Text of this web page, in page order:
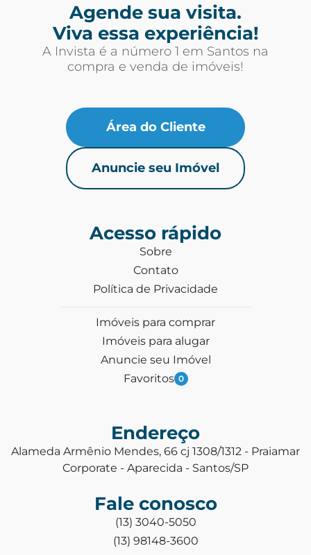
Agende sua visita.
Viva essa experiência!
A Invista é a número 1 em Santos na
compra e venda de imóveis!
Área do Cliente
Anuncie seu Imóvel
Acesso rápido
Sobre
Contato
Política de Privacidade
Imóveis para comprar
Imóveis para alugar
Anuncie seu Imóvel
Favoritos 0
Endereço
Alameda Armênio Mendes, 66 cj 1308/1312 - Praiamar
Corporate - Aparecida - Santos/SP
Fale conosco
(13) 3040-5050
(13) 98148-3600